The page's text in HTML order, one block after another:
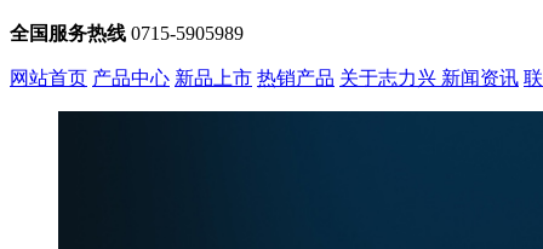
全国服务热线 0715-5905989
网站首页 产品中心 新品上市 热销产品 关于志力兴 新闻资讯